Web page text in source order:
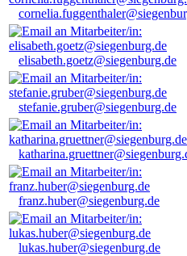
elisabeth.goetz@siegenburg.de
stefanie.gruber@siegenburg.de
franz.huber@siegenburg.de
lukas.huber@siegenburg.de